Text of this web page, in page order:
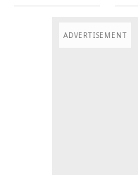
ADVERTISEMENT